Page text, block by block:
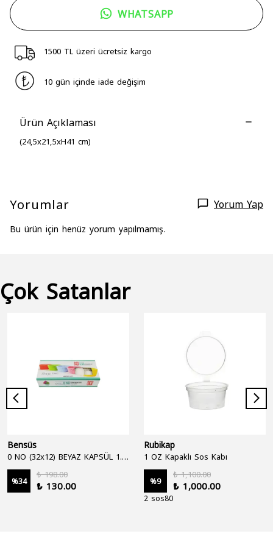
WHATSAPP
1500 TL üzeri ücretsiz kargo
10 gün içinde iade değişim
Ürün Açıklaması
(24,5x21,5xH41 cm)
Yorumlar Yorum Yap
Bu ürün için henüz yorum yapılmamış.
Çok Satanlar
Bensüs
%34
₺ 198.00
₺ 130.00
Rubikap
1 OZ Kapaklı Sos Kabı
%9
₺ 1,100.00
₺ 1,000.00
2 sos80